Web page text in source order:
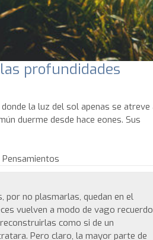
profundidades
la luz del sol apenas se atreve
duerme desde hace eones. Sus
Pensamientos
por no plasmarlas, quedan en el
vuelven a modo de vago recuerdo
como si de un
Pero claro, la mayor parte de